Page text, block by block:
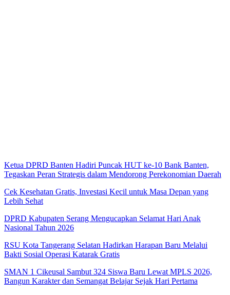
Ketua DPRD Banten Hadiri Puncak HUT ke-10 Bank Banten,
Tegaskan Peran Strategis dalam Mendorong Perekonomian Daerah
Cek Kesehatan Gratis, Investasi Kecil untuk Masa Depan yang
Lebih Sehat
DPRD Kabupaten Serang Mengucapkan Selamat Hari Anak
Nasional Tahun 2026
RSU Kota Tangerang Selatan Hadirkan Harapan Baru Melalui
Bakti Sosial Operasi Katarak Gratis
SMAN 1 Cikeusal Sambut 324 Siswa Baru Lewat MPLS 2026,
Bangun Karakter dan Semangat Belajar Sejak Hari Pertama